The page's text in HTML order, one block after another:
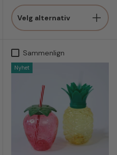
Velg alternativ
Sammenlign
Nyhet